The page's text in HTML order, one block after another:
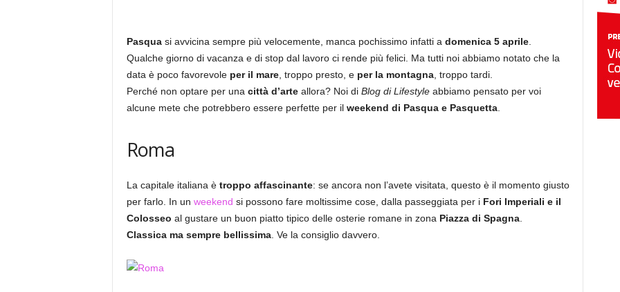
Pasquasi avvicina sempre più velocemente, manca pochissimo infatti a domenica 5 aprile.
Qualche giorno di vacanza e di stop dal lavoro ci rende più felici. Ma tutti noi abbiamo notato che la
data è poco favorevole per il mare, troppo presto, e per la montagna, troppo tardi.
Perché non optare per una città d’arteallora? Noi di Blog di Lifestyleabbiamo pensato per voi
alcune mete che potrebbero essere perfette per il weekend di Pasqua e Pasquetta.
Roma
La capitale italiana è troppo affascinante: se ancora non l’avete visitata, questo è il momento giusto
per farlo. In un weekend si possono fare moltissime cose, dalla passeggiata per i Fori Imperiali e il
Colosseo al gustare un buon piatto tipico delle osterie romane in zona Piazza di Spagna.
Classica ma sempre bellissima. Ve la consiglio davvero.